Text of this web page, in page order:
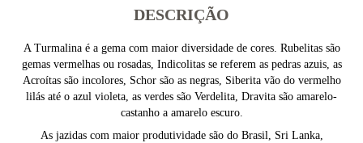
DESCRIÇÃO
A Turmalina é a gema com maior diversidade de cores. Rubelitas são
gemas vermelhas ou rosadas, Indicolitas se referem as pedras azuis, as
Acroítas são incolores, Schor são as negras, Siberita vão do vermelho
lilás até o azul violeta, as verdes são Verdelita, Dravita são amarelo-
castanho a amarelo escuro.
As jazidas com maior produtividade são do Brasil, Sri Lanka,